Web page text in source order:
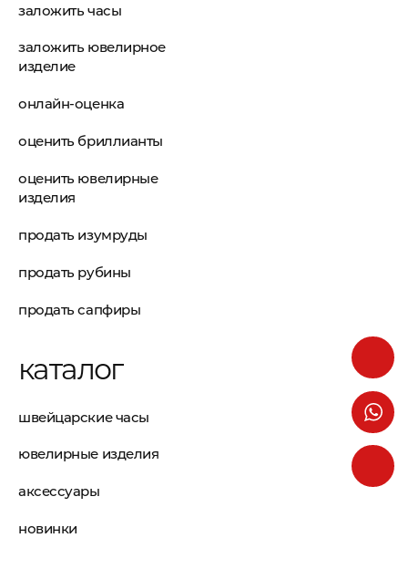
заложить часы
заложить ювелирное
изделие
онлайн-оценка
оценить бриллианты
оценить ювелирные
изделия
продать изумруды
продать рубины
продать сапфиры
каталог
швейцарские часы
ювелирные изделия
аксессуары
новинки